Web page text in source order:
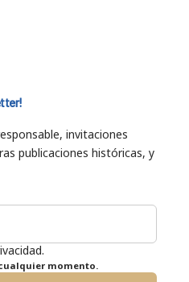
invitaciones
publicaciones históricas, y
momento.